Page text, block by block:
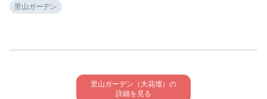
里山ガーデン
里山ガーデン（大花壇）の
詳細を見る